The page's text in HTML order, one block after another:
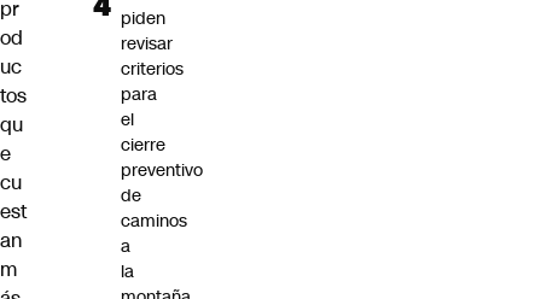
pr
od
uc
tos
qu
e
cu
est
an
m
piden
revisar
criterios
para
el
cierre
preventivo
de
caminos
a
la